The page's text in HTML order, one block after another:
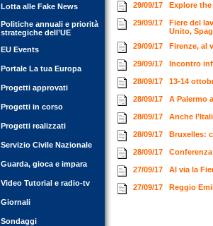
Lotta alle Fake News
Politiche annuali e priorità
strategiche dell’UE
EU Events
Portale La tua Europa
Progetti approvati
Progetti in corso
Progetti realizzati
Servizio Civile Nazionale
Guarda, gioca e impara
Video Tutorial e radio-tv
Giornali
Sondaggi
29/09/17 Explore
29/09/17
Fiere del
Unito,
29/09/17
Firenze, al
29/09/17 Incontro
28/09/17 13-14
28/09/17 A Palermo
28/09/17 Anche
28/09/17 Bruxelles:
28/09/17
27/09/17 Al via la
27/09/17 Reggio